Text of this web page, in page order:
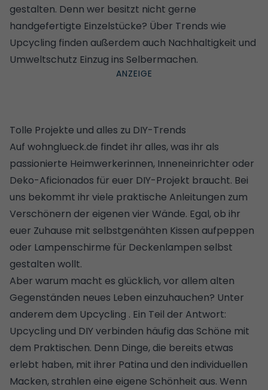
gestalten. Denn wer besitzt nicht gerne
handgefertigte Einzelstücke? Über Trends wie
Upcycling finden außerdem auch Nachhaltigkeit und
Umweltschutz Einzug ins Selbermachen.
Tolle Projekte und alles zu DIY-Trends
Auf wohnglueck.de findet ihr alles, was ihr als
passionierte Heimwerkerinnen, Inneneinrichter oder
Deko-Afi­ci­o­na­dos für euer DIY-Projekt braucht. Bei
uns bekommt ihr viele praktische Anleitungen zum
Verschönern der eigenen vier Wände. Egal, ob ihr
euer Zuhause mit selbstgenähten Kissen aufpeppen
oder Lampenschirme für Deckenlampen selbst
gestalten wollt.
Aber warum macht es glücklich, vor allem alten
Gegenständen neues Leben einzuhauchen? Unter
anderem dem Upcycling . Ein Teil der Antwort:
Upcycling und DIY verbinden häufig das Schöne mit
dem Praktischen. Denn Dinge, die bereits etwas
erlebt haben, mit ihrer Patina und den individuellen
Macken, strahlen eine eigene Schönheit aus. Wenn